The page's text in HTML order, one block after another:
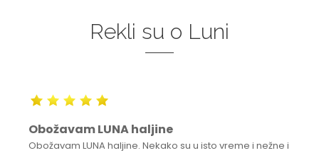
Rekli su o Luni
Obožavam LUNA haljine
Obožavam LUNA haljine. Nekako su u isto vreme i nežne i